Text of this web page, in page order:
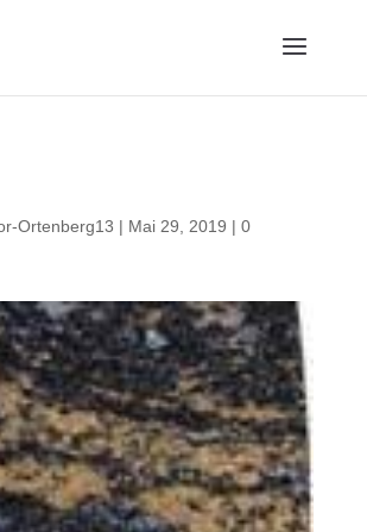
Ortenberg13 | Mai 29, 2019 | 0